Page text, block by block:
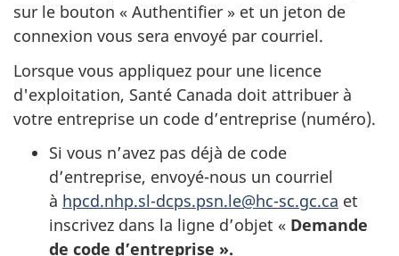
sur le bouton « Authentifier » et un jeton de
connexion vous sera envoyé par courriel.
Lorsque vous appliquez pour une licence
d'exploitation, Santé Canada doit attribuer à
votre entreprise un code d’entreprise (numéro).
Si vous n’avez pas déjà de code
d’entreprise, envoyé-nous un courriel
à hpcd.nhp.sl-dcps.psn.le@hc-sc.gc.ca et
inscrivez dans la ligne d’objet « Demande
de code d’entreprise ».